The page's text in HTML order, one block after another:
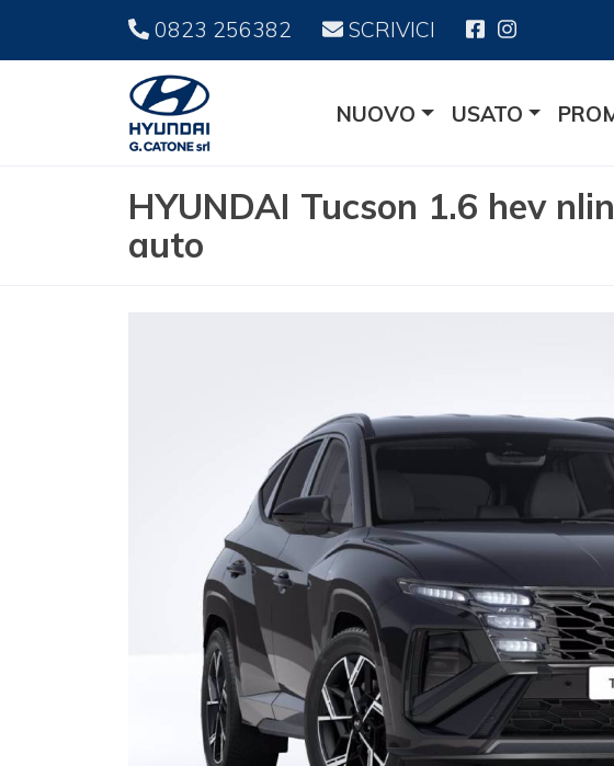
0823 256382 SCRIVICI
NUOVO USATO
HYUNDAI Tucson 1.6 hev
auto